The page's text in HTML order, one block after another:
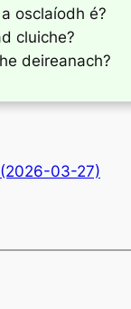
osclaíodh é?
cluiche?
deireanach?
03-27)